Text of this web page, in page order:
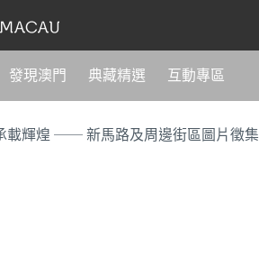
發現澳門 典藏精選 互動專區
光百年 承載輝煌 ── 新馬路及周邊街區圖片徵集